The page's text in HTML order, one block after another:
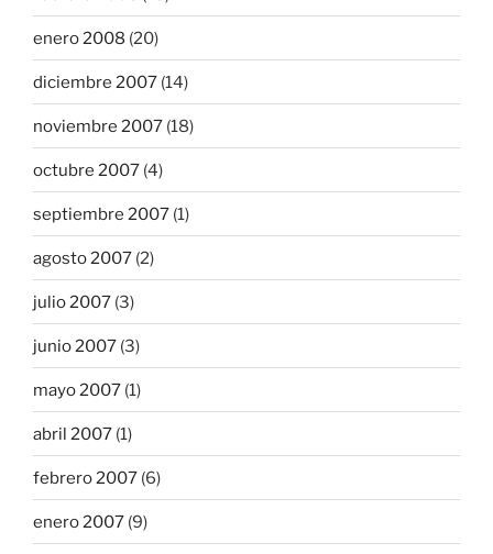
enero 2008 (20)
diciembre 2007 (14)
noviembre 2007 (18)
octubre 2007 (4)
septiembre 2007 (1)
agosto 2007 (2)
julio 2007 (3)
junio 2007 (3)
mayo 2007 (1)
abril 2007 (1)
febrero 2007 (6)
enero 2007 (9)